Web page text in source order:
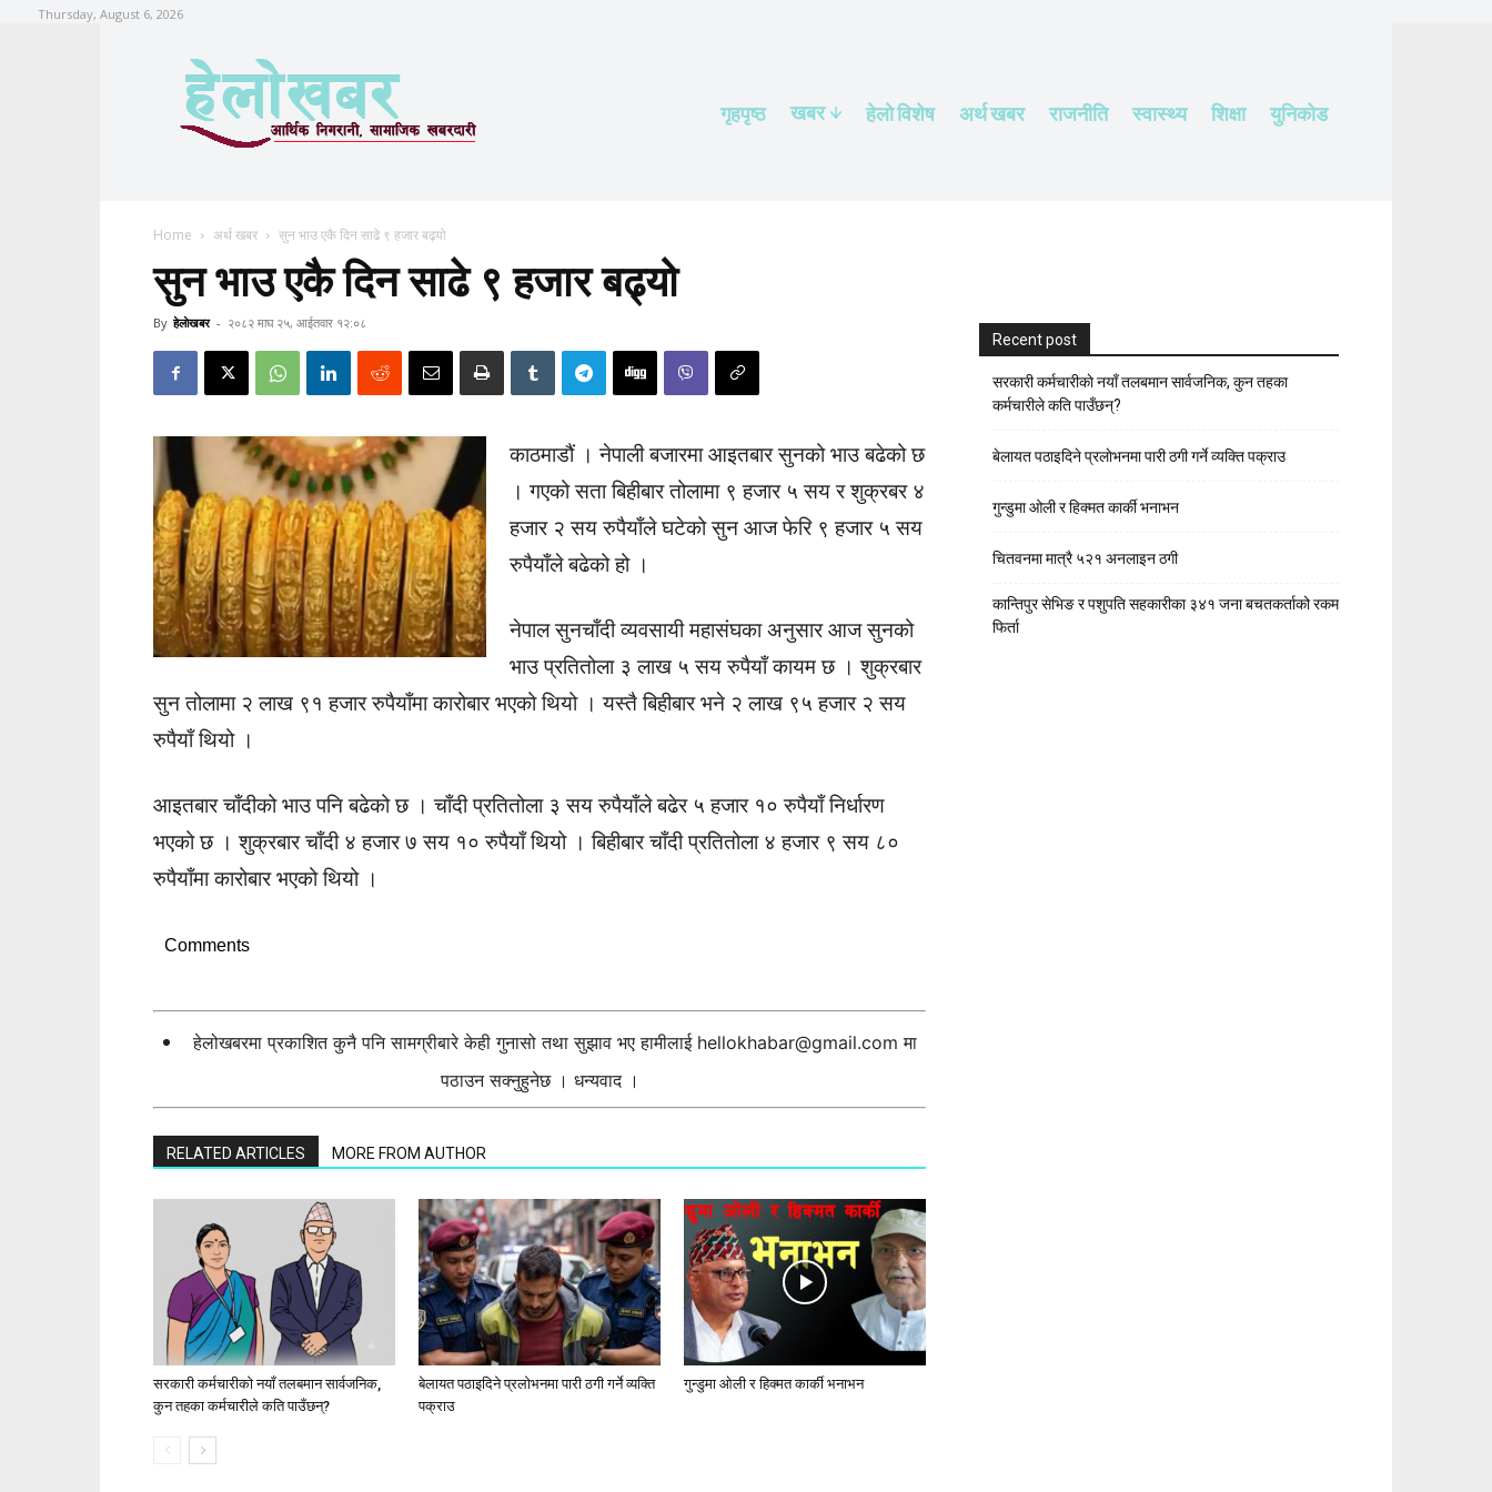
Thursday, August 6, 2026
गृहपृष्ठ खबर हेलाे विशेष अर्थ खबर राजनीति स्वास्थ्य शिक्षा युनिकोड
Home अर्थ खबर सुन भाउ एकै दिन साढे ९ हजार बढ्यो
सुन भाउ एकै दिन साढे ९ हजार बढ्यो
By हेलाेखबर - २०८२ माघ २५, आईतवार १२:०८
काठमाडौं । नेपाली बजारमा आइतबार सुनको भाउ बढेको छ
। गएको सता बिहीबार तोलामा ९ हजार ५ सय र शुक्रबर ४
हजार २ सय रुपैयाँले घटेको सुन आज फेरि ९ हजार ५ सय
रुपैयाँले बढेको हो ।
नेपाल सुनचाँदी व्यवसायी महासंघका अनुसार आज सुनको
भाउ प्रतितोला ३ लाख ५ सय रुपैयाँ कायम छ । शुक्रबार
सुन तोलामा २ लाख ९१ हजार रुपैयाँमा कारोबार भएको थियो । यस्तै बिहीबार भने २ लाख ९५ हजार २ सय
रुपैयाँ थियो ।
आइतबार चाँदीको भाउ पनि बढेको छ । चाँदी प्रतितोला ३ सय रुपैयाँले बढेर ५ हजार १० रुपैयाँ निर्धारण
भएको छ । शुक्रबार चाँदी ४ हजार ७ सय १० रुपैयाँ थियो । बिहीबार चाँदी प्रतितोला ४ हजार ९ सय ८०
रुपैयाँमा कारोबार भएको थियो ।
Comments
हेलोखबरमा प्रकाशित कुनै पनि सामग्रीबारे केही गुनासो तथा सुझाव भए हामीलाई hellokhabar@gmail.com मा
पठाउन सक्नुहुनेछ । धन्यवाद ।
RELATED ARTICLES MORE FROM AUTHOR
सरकारी कर्मचारीकाे नयाँ तलबमान सार्वजनिक,
कुन तहका कर्मचारीले कति पाउँछन्?
बेलायत पठाइदिने प्रलाेभनमा पारी ठगी गर्ने व्यक्ति
पक्राउ
गुन्डुमा ओली र हिक्मत कार्की भनाभन
Recent post
सरकारी कर्मचारीकाे नयाँ तलबमान सार्वजनिक, कुन तहका
कर्मचारीले कति पाउँछन्?
बेलायत पठाइदिने प्रलाेभनमा पारी ठगी गर्ने व्यक्ति पक्राउ
गुन्डुमा ओली र हिक्मत कार्की भनाभन
चितवनमा मात्रै ५२१ अनलाइन ठगी
कान्तिपुर सेभिङ र पशुपति सहकारीका ३४१ जना बचतकर्ताको रकम
फिर्ता